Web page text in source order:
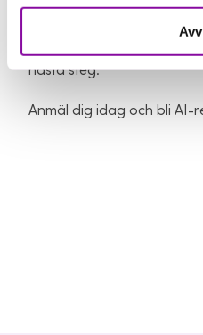
boka en individuell AI-
identifierar de områden
nytta i just din verksamhet
nästa steg.
Anmäl dig idag och bli AI-